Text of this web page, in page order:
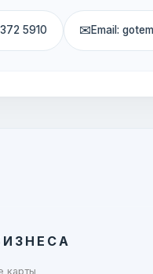
5910 ✉Email:
карты